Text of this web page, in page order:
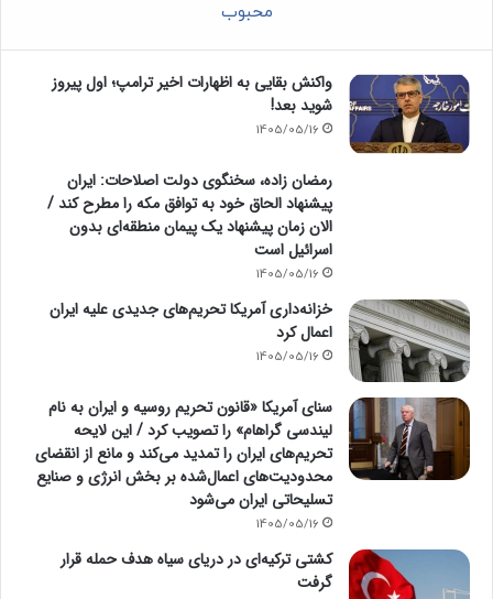
محبوب
واکنش بقایی به اظهارات اخیر ترامپ؛ اول پیروز
شوید بعد!
1405/05/16
رمضان زاده، سخنگوی دولت اصلاحات: ایران
پیشنهاد الحاق خود به توافق مکه را مطرح کند /
الان زمان پیشنهاد یک پیمان منطقه‌ای بدون
اسرائیل است
1405/05/16
خزانه‌داری آمریکا تحریم‌های جدیدی علیه ایران
اعمال کرد
1405/05/16
سنای آمریکا «قانون تحریم روسیه و ایران به نام
لیندسی گراهام» را تصویب کرد / این لایحه
تحریم‌های ایران را تمدید می‌کند و مانع از انقضای
محدودیت‌های اعمال‌شده بر بخش انرژی و صنایع
تسلیحاتی ایران می‌شود
1405/05/16
کشتی ترکیه‌ای در دریای سیاه هدف حمله قرار
گرفت